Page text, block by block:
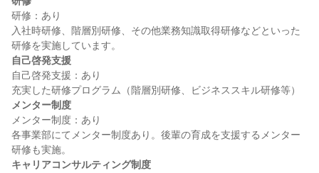
研修：あり
入社時研修、階層別研修、その他業務知識取得研修などといった
自己啓発支援
自己啓発支援：あり
メンター制度
メンター制度：あり
各事業部にてメンター制度あり。後輩の育成を支援するメンター
キャリアコンサルティング制度